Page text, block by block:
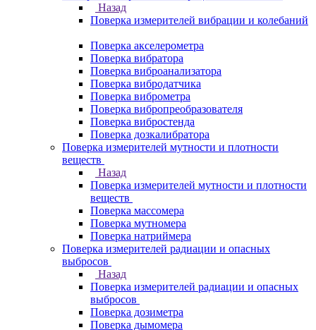
Назад
Поверка измерителей вибрации и колебаний
Поверка акселерометра
Поверка вибратора
Поверка виброанализатора
Поверка вибродатчика
Поверка виброметра
Поверка вибропреобразователя
Поверка вибростенда
Поверка дозкалибратора
Поверка измерителей мутности и плотности
веществ
Назад
Поверка измерителей мутности и плотности
веществ
Поверка массомера
Поверка мутномера
Поверка натриймера
Поверка измерителей радиации и опасных
выбросов
Назад
Поверка измерителей радиации и опасных
выбросов
Поверка дозиметра
Поверка дымомера